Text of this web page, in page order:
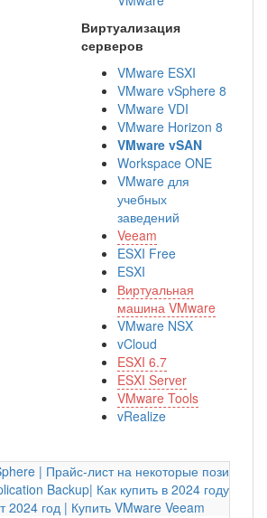
Виртуализация
серверов
VMware ESXI
VMware vSphere 8
VMware VDI
VMware Horizon 8
VMware vSAN
Workspace ONE
VMware для
учебных
заведений
Veeam
ESXI Free
ESXI
Виртуальная
машина VMware
VMware NSX
vCloud
ESXI 6.7
ESXI Server
VMware Tools
vRealize
| Прайс-лист на некоторые позиции
Backup| Как купить в 2024 году?
2024 год | Купить VMware Veeam